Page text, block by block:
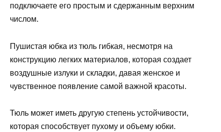
подключаете его простым и сдержанным верхним
числом.
Пушистая юбка из тюль гибкая, несмотря на
конструкцию легких материалов, которая создает
воздушные излуки и складки, давая женское и
чувственное появление самой важной красоты.
Тюль может иметь другую степень устойчивости,
которая способствует пухому и объему юбки.